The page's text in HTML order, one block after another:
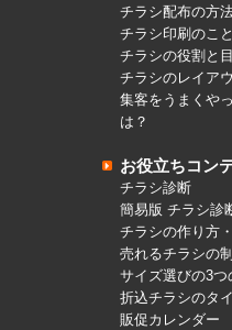
チラシ配布の方
チラシ印刷のこ
チラシの役割と
チラシのレイア
集客をうまくや
は？
お役立ちコン
チラシ診断
簡易版 チラシ診
チラシの作り方
売れるチラシの
サイズ選びの3つ
折込チラシのタ
販促カレンダー